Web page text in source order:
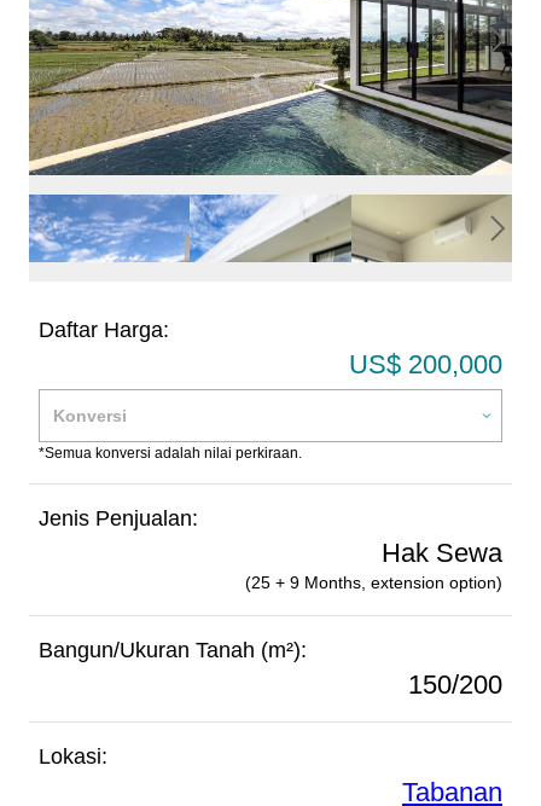
Daftar Harga:
US$ 200,000
*Semua konversi adalah nilai perkiraan.
Jenis Penjualan:
Hak Sewa
(25 + 9 Months, extension option)
Bangun/Ukuran Tanah (m²):
150/200
Lokasi:
Tabanan